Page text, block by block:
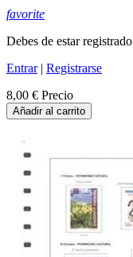
favorite
Debes de estar registrado
Entrar| Registrarse
8,00 € Precio
Añadir al carrito